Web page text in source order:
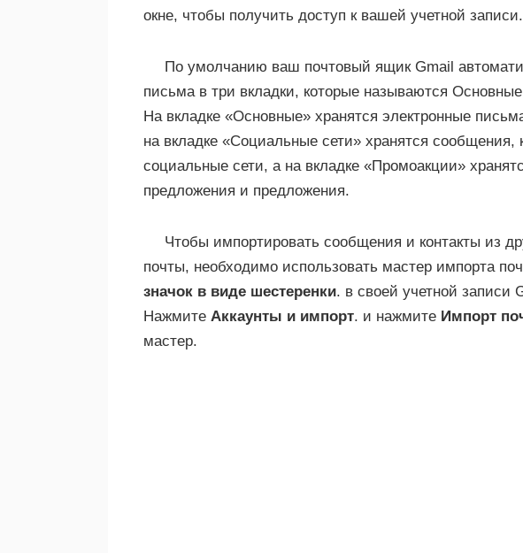
окне, чтобы получить доступ к вашей учетной записи.
По умолчанию ваш почтовый ящик Gmail
письма в три вкладки, которые называются Основные
На вкладке «Основные» хранятся электронные
на вкладке «Социальные сети» хранятся сообщения,
социальные сети, а на вкладке «Промоакции»
предложения и предложения.
Чтобы импортировать сообщения и контакты из
почты, необходимо использовать мастер импорта
значок в виде шестеренки. в своей учетной записи
Нажмите Аккаунты и импорт. и нажмите Импорт
мастер.